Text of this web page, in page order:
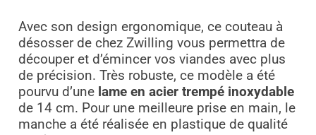
Avec son design ergonomique, ce couteau à
désosser de chez Zwilling vous permettra de
découper et d’émincer vos viandes avec plus
de précision. Très robuste, ce modèle a été
pourvu d’unelame en acier trempé inoxydable
de 14 cm. Pour une meilleure prise en main, le
manche a été réalisée en plastique de qualité